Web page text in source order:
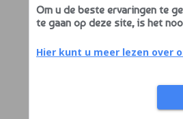
Aanmeldnaam
Paswoord vergeten?
Door gebruik te maken van uw
hebben gelezen en impliciet
HANDLEIDING
Om u de beste ervaringen te
te gaan op deze site, is het
Hier kunt u meer lezen over